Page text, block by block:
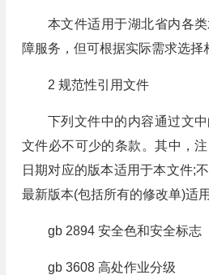
本文件适用于湖北省内各
障服务，但可根据实际需求选择
2 规范性引用文件
下列文件中的内容通过文
文件必不可少的条款。其中，
日期对应的版本适用于本文件;
最新版本(包括所有的修改单)适
gb 2894 安全色和安全标志
gb 3608 高处作业分级